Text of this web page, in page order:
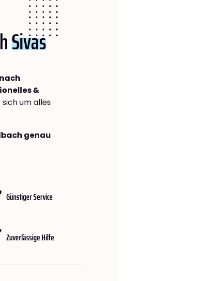
Sivas
&
sich um alles
genau
Günstiger Service
Zuverlässige Hilfe